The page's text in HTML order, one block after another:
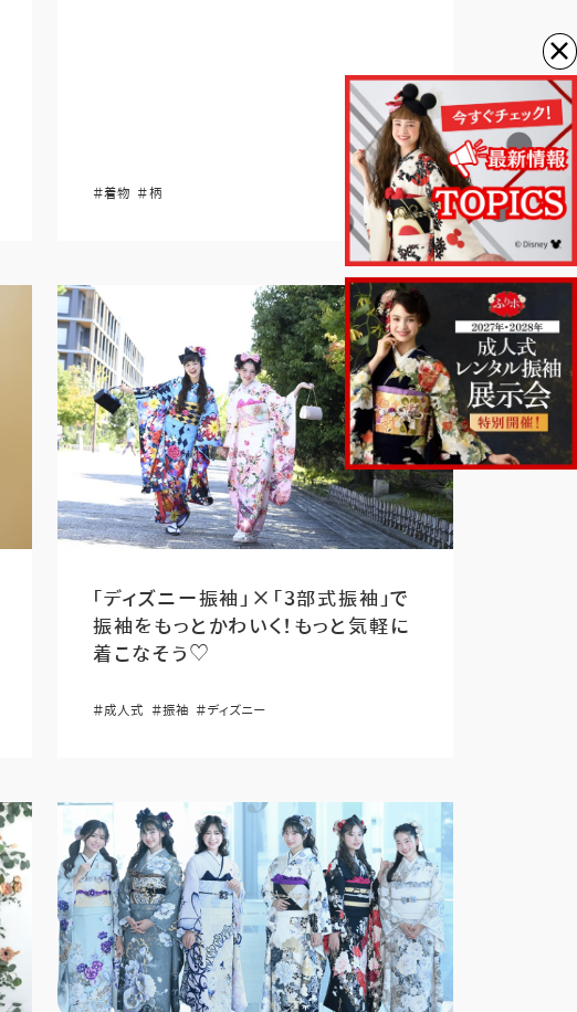
＃着物 ＃柄
「ディズニー振袖」×「3部式振袖」で
振袖をもっとかわいく！もっと気軽に
着こなそう♡
＃成人式 ＃振袖 ＃ディズニー
×